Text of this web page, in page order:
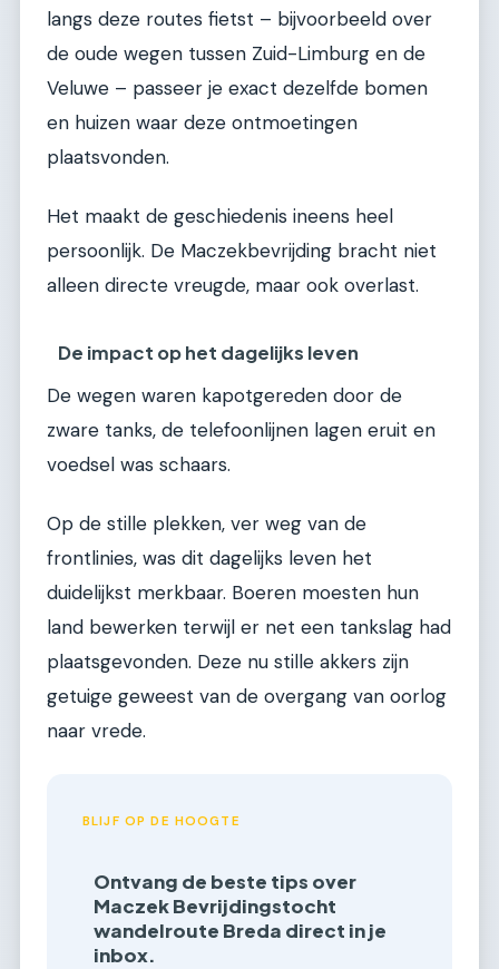
langs deze routes fietst – bijvoorbeeld over
de oude wegen tussen Zuid-Limburg en de
Veluwe – passeer je exact dezelfde bomen
en huizen waar deze ontmoetingen
plaatsvonden.
Het maakt de geschiedenis ineens heel
persoonlijk. De Maczekbevrijding bracht niet
alleen directe vreugde, maar ook overlast.
De impact op het dagelijks leven
De wegen waren kapotgereden door de
zware tanks, de telefoonlijnen lagen eruit en
voedsel was schaars.
Op de stille plekken, ver weg van de
frontlinies, was dit dagelijks leven het
duidelijkst merkbaar. Boeren moesten hun
land bewerken terwijl er net een tankslag had
plaatsgevonden. Deze nu stille akkers zijn
getuige geweest van de overgang van oorlog
naar vrede.
BLIJF OP DE HOOGTE
Ontvang de beste tips over
Maczek Bevrijdingstocht
wandelroute Breda direct in je
inbox.